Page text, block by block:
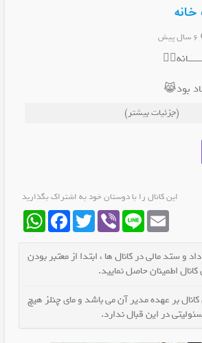
بود😹
غذا بدی😜👌
یک وسرگرم کننده📓
جوک های جدید
(جزئیات بیشتر)
این کانال را با دوستان خود به اشتراک بگذارید
WhatsAppFacebookTwitter Viber Line Email
و ستد مالی در کانال ها ، ابتدا از معتبر بودن
اطمینان حاصل نمایید.
بر عهده مدیر آن می باشد و مای چنلز هیچ
در این قبال ندارد.